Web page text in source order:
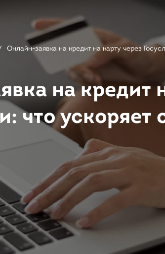
Онлайн-заявка на кредит на карту через
на кредит
что